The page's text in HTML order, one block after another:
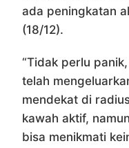
ada peningkatan
(18/12).
“Tidak perlu
telah
mendekat di
kawah aktif,
bisa menikmati